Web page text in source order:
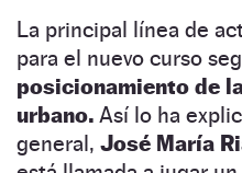
La principal línea de
para el nuevo curso
posicionamiento de
urbano. Así lo ha
general, José María